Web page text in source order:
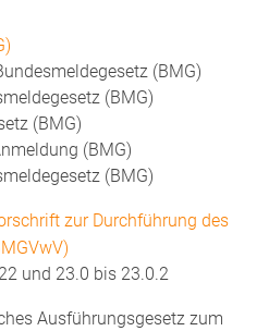
(BMG)
(BMG)
(BMG)
(BMG)
(BMG)
zur Durchführung des
und 23.0 bis 23.0.2
Ausführungsgesetz zum